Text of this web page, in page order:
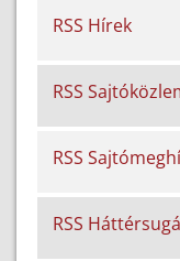
RSS Hírek
RSS
RSS
RSS